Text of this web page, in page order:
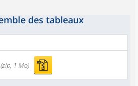
des tableaux
(zip, 1 Mo)